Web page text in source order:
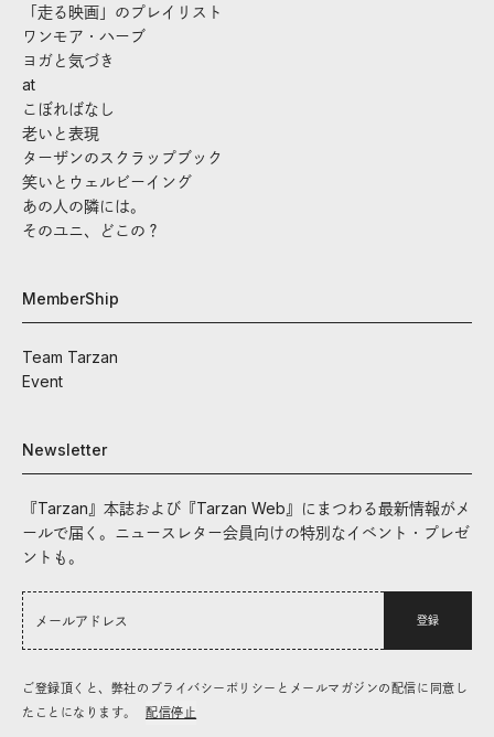
「走る映画」のプレイリスト
ワンモア・ハーブ
ヨガと気づき
at
こぼればなし
老いと表現
ターザンのスクラップブック
笑いとウェルビーイング
あの人の隣には。
そのユニ、どこの？
MemberShip
Team Tarzan
Event
Newsletter
『Tarzan』本誌および『Tarzan Web』にまつわる最新情報がメ
ールで届く。ニュースレター会員向けの特別なイベント・プレゼ
ントも。
登録
ご登録頂くと、弊社のプライバシーポリシーとメールマガジンの配信に同意し
たことになります。
配信停止